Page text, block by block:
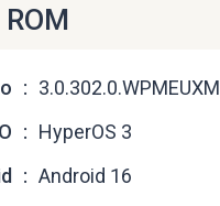
3.0.302.0.WPMEUXM
HyperOS 3
Android 16